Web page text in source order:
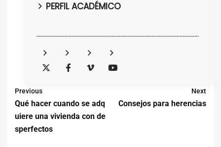
PERFIL ACADÉMICO
..............................................................................................................
Previous
Qué hacer cuando se adq
uiere una vivienda con de
sperfectos
Next
Consejos para herencias